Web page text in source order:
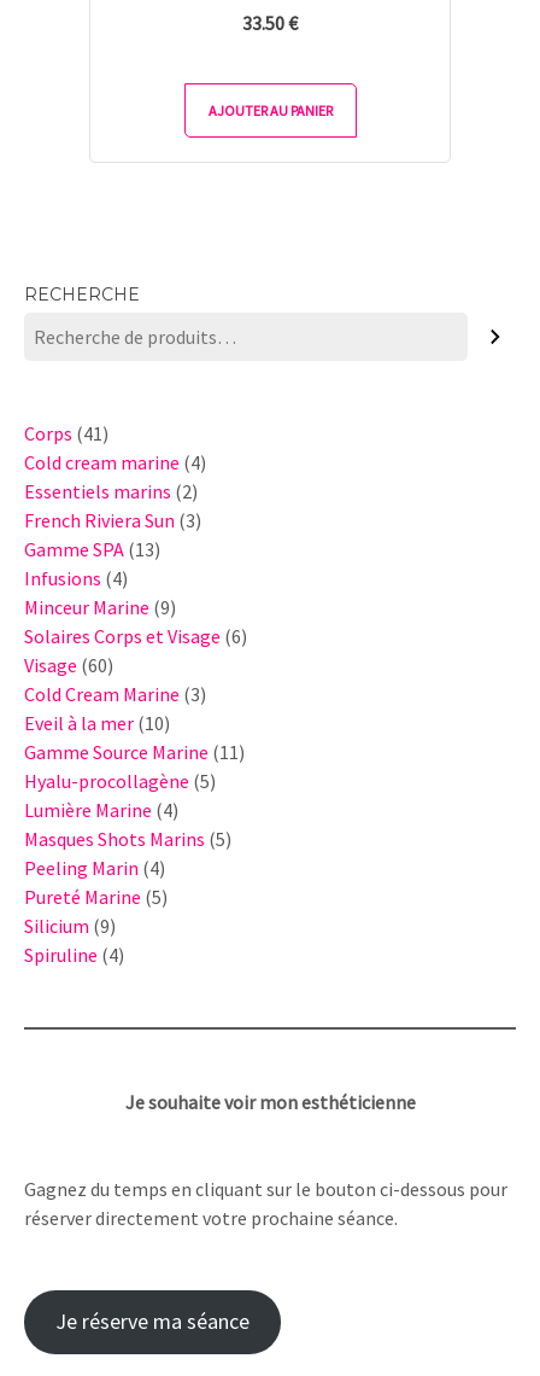
33.50€
AJOUTER AU PANIER
RECHERCHE
Corps 4141
produits
Cold cream marine 44
Essentiels marins 22
produits
French Riviera Sun 33
Gamme SPA 1313
Infusions 44
produits
Minceur Marine 99
produits
Solaires Corps et Visage 66
Visage 6060
produits
Cold Cream Marine 33
Eveil à la mer 1010
produits
Gamme Source Marine 1111
Hyalu-procollagène 55
Lumière Marine 44
produits
Masques Shots Marins 55
Peeling Marin 44
produits
Pureté Marine 55
Silicium 99
produits
Spiruline 44
Je souhaite voir mon esthéticienne
Gagnez du temps en cliquant sur le bouton ci-dessous pour
réserver directement votre prochaine séance.
Je réserve ma séance